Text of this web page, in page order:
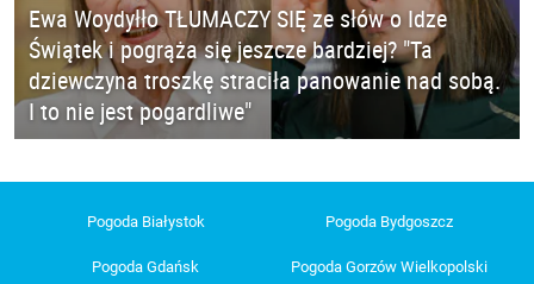
Ewa Woydyłło TŁUMACZY SIĘ ze słów o Idze
Świątek i pogrąża się jeszcze bardziej? "Ta
dziewczyna troszkę straciła panowanie nad sobą.
I to nie jest pogardliwe"
Pogoda Białystok Pogoda Bydgoszcz
Pogoda Gdańsk
Pogoda Gorzów Wielkopolski